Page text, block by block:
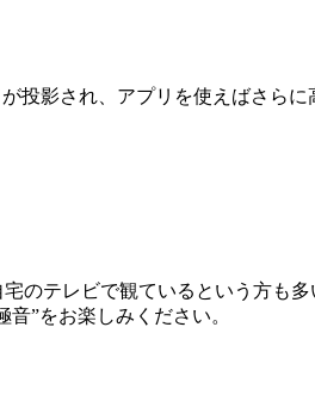
投影され、アプリを使えばさらに
のテレビで観ているという方も多
”をお楽しみください。